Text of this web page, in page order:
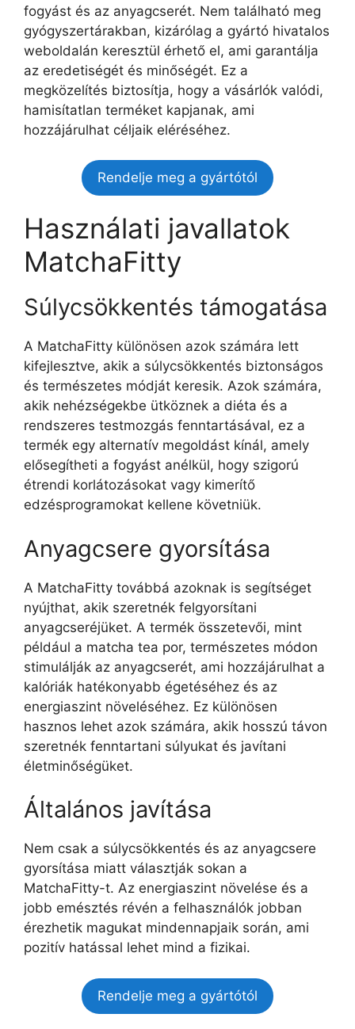
fogyást és az anyagcserét. Nem található meg
gyógyszertárakban, kizárólag a gyártó hivatalos
weboldalán keresztül érhető el, ami garantálja
az eredetiségét és minőségét. Ez a
megközelítés biztosítja, hogy a vásárlók valódi,
hamisítatlan terméket kapjanak, ami
hozzájárulhat céljaik eléréséhez.
Rendelje meg a gyártótól
Használati javallatok
MatchaFitty
Súlycsökkentés támogatása
A MatchaFitty különösen azok számára lett
kifejlesztve, akik a súlycsökkentés biztonságos
és természetes módját keresik. Azok számára,
akik nehézségekbe ütköznek a diéta és a
rendszeres testmozgás fenntartásával, ez a
termék egy alternatív megoldást kínál, amely
elősegítheti a fogyást anélkül, hogy szigorú
étrendi korlátozásokat vagy kimerítő
edzésprogramokat kellene követniük.
Anyagcsere gyorsítása
A MatchaFitty továbbá azoknak is segítséget
nyújthat, akik szeretnék felgyorsítani
anyagcseréjüket. A termék összetevői, mint
például a matcha tea por, természetes módon
stimulálják az anyagcserét, ami hozzájárulhat a
kalóriák hatékonyabb égetéséhez és az
energiaszint növeléséhez. Ez különösen
hasznos lehet azok számára, akik hosszú távon
szeretnék fenntartani súlyukat és javítani
életminőségüket.
Általános javítása
Nem csak a súlycsökkentés és az anyagcsere
gyorsítása miatt választják sokan a
MatchaFitty-t. Az energiaszint növelése és a
jobb emésztés révén a felhasználók jobban
érezhetik magukat mindennapjaik során, ami
pozitív hatással lehet mind a fizikai.
Rendelje meg a gyártótól